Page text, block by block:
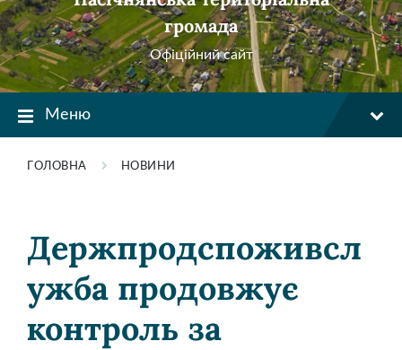
громада
Офіційний сайт
Меню
ГОЛОВНА НОВИНИ
Держпродспоживсл
ужба продовжує
контроль за